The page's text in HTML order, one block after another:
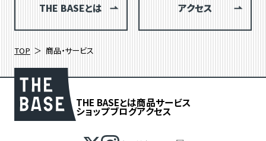
THE BASEとは アクセス
TOP 商品・サービス
THE BASEとは商品サービス
ショップブログアクセス